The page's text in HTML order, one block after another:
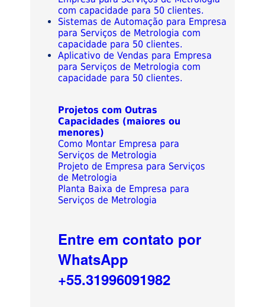
com capacidade para 50 clientes.
Sistemas de Automação para Empresa
para Serviços de Metrologia com
capacidade para 50 clientes.
Aplicativo de Vendas para Empresa
para Serviços de Metrologia com
capacidade para 50 clientes.
Projetos com Outras
Capacidades (maiores ou
menores)
Como Montar Empresa para
Serviços de Metrologia
Projeto de Empresa para Serviços
de Metrologia
Planta Baixa de Empresa para
Serviços de Metrologia
Entre em contato por
WhatsApp
+55.31996091982